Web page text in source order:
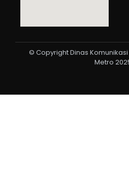
© Copyright Dinas
Metro